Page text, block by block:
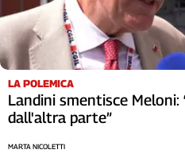
LA POLEMICA
Landini smentisce Meloni:
dall'altra parte”
MARTA NICOLETTI